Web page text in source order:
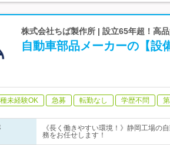
株式会社ちば製作所 | 設立65年超！高
自動車部品メーカーの【
未経験OK 急募 転勤なし 学歴不問
《長く働きやすい環境！》静岡工場の
務をお任せします！